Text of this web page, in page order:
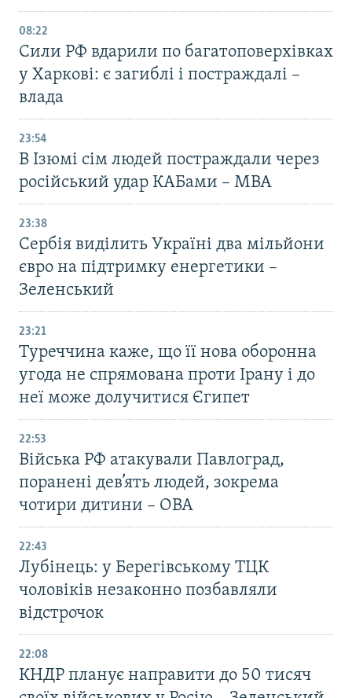
08:22
Сили РФ вдарили по багатоповерхівках
у Харкові: є загиблі і постраждалі –
влада
23:54
В Ізюмі сім людей постраждали через
російський удар КАБами – МВА
23:38
Сербія виділить Україні два мільйони
євро на підтримку енергетики –
Зеленський
23:21
Туреччина каже, що її нова оборонна
угода не спрямована проти Ірану і до
неї може долучитися Єгипет
22:53
Війська РФ атакували Павлоград,
поранені дев’ять людей, зокрема
чотири дитини – ОВА
22:43
Лубінець: у Берегівському ТЦК
чоловіків незаконно позбавляли
відстрочок
22:08
КНДР планує направити до 50 тисяч